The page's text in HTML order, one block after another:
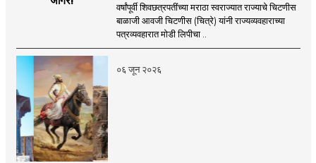
वर्षांपूर्वी शिवछत्रपतींच्या मराठा स्वराज्यात राज्याचे चिटणीस
बाळाजी आवजी चिटणीस (चित्रे) यांनी राज्यव्यवहाराच्या
पत्रव्यवहारात मोडी लिपीचा ..
०६ जून २०२६